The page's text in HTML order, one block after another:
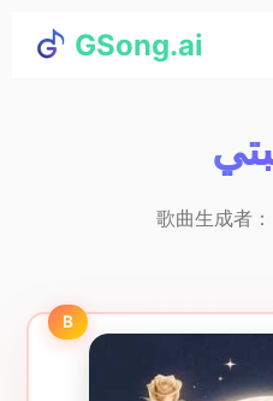
GSong.ai
歌曲生成者：
B